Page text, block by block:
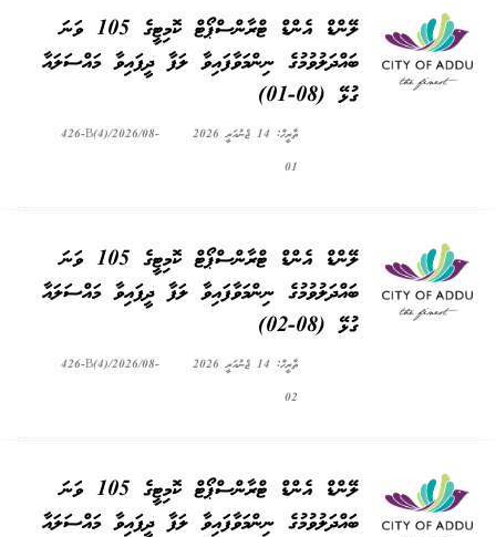
ލޭންޑް އެންޑް ޓްރާންސްޕޯޓް ކޮމިޓީގެ 105 ވަނަ
ބައްދަލުވުމުގެ ނިންމަވާފައިވާ ލަފާ ދީފައިވާ މައްސަލައާ
ގުޅޭ (08-01)
ތާރީޚް: 14 ޖެނުއަރީ 2026
426-B(4)/2026/08-
01
ލޭންޑް އެންޑް ޓްރާންސްޕޯޓް ކޮމިޓީގެ 105 ވަނަ
ބައްދަލުވުމުގެ ނިންމަވާފައިވާ ލަފާ ދީފައިވާ މައްސަލައާ
ގުޅޭ (08-02)
ތާރީޚް: 14 ޖެނުއަރީ 2026
426-B(4)/2026/08-
02
ލޭންޑް އެންޑް ޓްރާންސްޕޯޓް ކޮމިޓީގެ 105 ވަނަ
ބައްދަލުވުމުގެ ނިންމަވާފައިވާ ލަފާ ދީފައިވާ މައްސަލައާ